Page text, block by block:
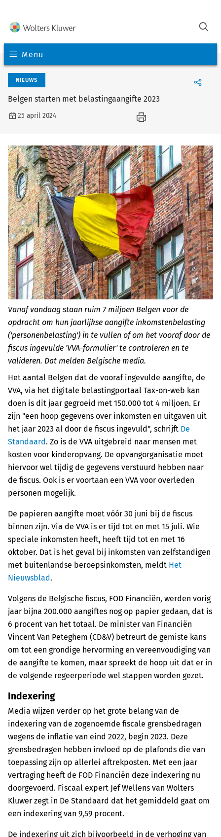
Menu
NIEUWS
Belgen starten met belastingaangifte 2023
25 april 2024
Vanaf vandaag staan ruim 7 miljoen Belgen voor de
opdracht om hun jaarlijkse aangifte inkomstenbelasting
('personenbelasting') in te vullen of om het vooraf door de
fiscus ingevulde 'VVA-formulier' te controleren en te
valideren. Dat melden Belgische media.
Het aantal Belgen dat de vooraf ingevulde aangifte, de
VVA, via het digitale belastingportaal Tax-on-web kan
doen is dit jaar gegroeid met 150.000 tot 4 miljoen. Er
zijn "een hoop gegevens over inkomsten en uitgaven uit
het jaar 2023 al door de fiscus ingevuld", schrijft De
Standaard. Zo is de VVA uitgebreid naar mensen met
kosten voor kinderopvang. De opvangorganisatie moet
hiervoor wel tijdig de gegevens verstuurd hebben naar
de fiscus. Ook is er voortaan een VVA voor overleden
personen mogelijk.
De papieren aangifte moet vóór 30 juni bij de fiscus
binnen zijn. Via de VVA is er tijd tot en met 15 juli. Wie
speciale inkomsten heeft, heeft tijd tot en met 16
oktober. Dat is het geval bij inkomsten van zelfstandigen
met buitenlandse beroepsinkomsten, meldt Het
Nieuwsblad.
Volgens de Belgische fiscus, FOD Financiën, werden vorig
jaar bijna 200.000 aangiftes nog op papier gedaan, dat is
6 procent van het totaal. De minister van Financiën
Vincent Van Peteghem (CD&V) betreurt de gemiste kans
om tot een grondige hervorming en vereenvoudiging van
de aangifte te komen, maar spreekt de hoop uit dat er in
de volgende regeerperiode wel stappen worden gezet.
Indexering
Media wijzen verder op het grote belang van de
indexering van de zogenoemde fiscale grensbedragen
wegens de inflatie van eind 2022, begin 2023. Deze
grensbedragen hebben invloed op de plafonds die van
toepassing zijn op allerlei aftrekposten. Met een jaar
vertraging heeft de FOD Financiën deze indexering nu
doorgevoerd. Fiscaal expert Jef Wellens van Wolters
Kluwer zegt in De Standaard dat het gemiddeld gaat om
een indexering van 9,59 procent.
De indexering uit zich bijvoorbeeld in de verhoging van